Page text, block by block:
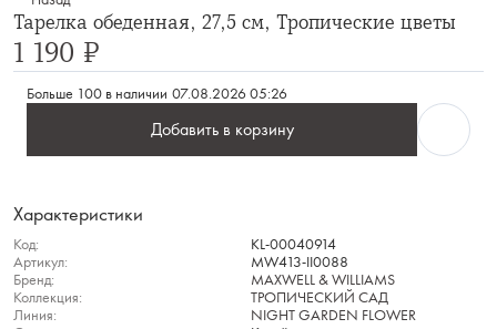
Тарелка обеденная, 27,5 см, Тропические цветы
1 190 ₽
Больше 100 в наличии 07.08.2026 05:26
Добавить в корзину
Характеристики
Код:
KL-00040914
Артикул:
MW413-II0088
Бренд:
MAXWELL & WILLIAMS
Коллекция:
ТРОПИЧЕСКИЙ САД
Линия:
NIGHT GARDEN FLOWER